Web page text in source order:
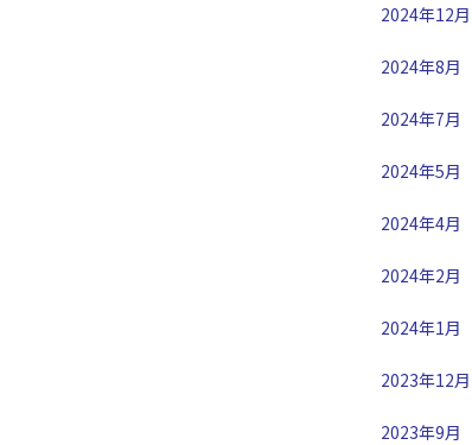
2024年12月
2024年8月
2024年7月
2024年5月
2024年4月
2024年2月
2024年1月
2023年12月
2023年9月